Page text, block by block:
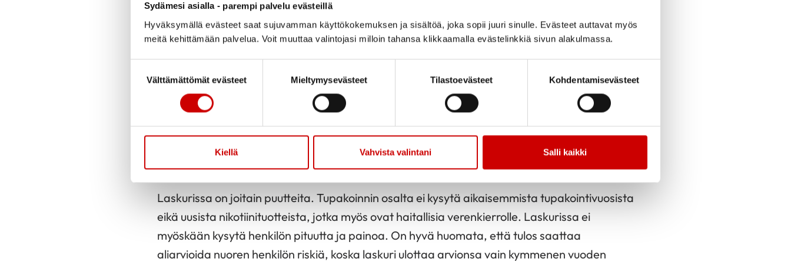
Sydämesi asialla - parempi palvelu evästeillä
Hyväksymällä evästeet saat sujuvamman käyttökokemuksen ja sisältöä, joka sopii juuri sinulle. Evästeet auttavat myös
meitä kehittämään palvelua. Voit muuttaa valintojasi milloin tahansa klikkaamalla evästelinkkiä sivun alakulmassa.
Välttämättömät evästeet
Mieltymysevästeet Tilastoevästeet Kohdentamisevästeet
Kiellä Vahvista valintani Salli kaikki
liikkumattomuus
lisäksi sairastumisen riskiä lisäävät mm. pitkäaikainen stressi, varhainen menopaussi,
pre-eklampsia ja muu raskaudenaikainen kohonnut verenpaine, uniapnea ja koholla
oleva lipoproteiini a.
Apuna voi käyttää myösFINRISKI-laskuria. Laskurissa huomioidaan henkilön ikä, sukupuoli,
tupakointi, kokonaiskolesteroli ja HDL-kolesteroli, systolinen verenpaine, diabetes sekä
sukuhistoria vanhempien osalta.
Laskurissa on joitain puutteita. Tupakoinnin osalta ei kysytä aikaisemmista tupakointivuosista
eikä uusista nikotiinituotteista, jotka myös ovat haitallisia verenkierrolle. Laskurissa ei
myöskään kysytä henkilön pituutta ja painoa. On hyvä huomata, että tulos saattaa
aliarvioida nuoren henkilön riskiä, koska laskuri ulottaa arvionsa vain kymmenen vuoden